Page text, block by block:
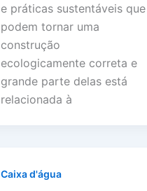
e práticas sustentáveis que
podem tornar uma
construção
ecologicamente correta e
grande parte delas está
relacionada à
Caixa d'água